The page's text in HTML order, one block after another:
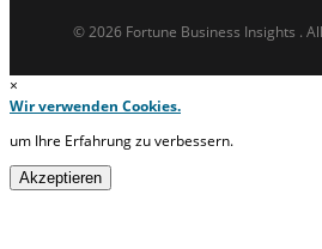
© 2026 Fortune Business Insights .
×
Wir verwenden Cookies.
um Ihre Erfahrung zu verbessern.
Akzeptieren